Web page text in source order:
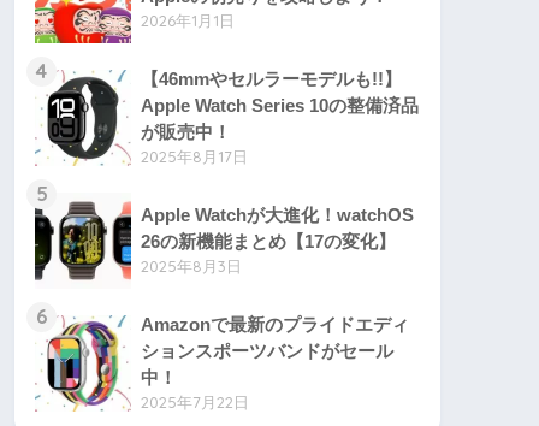
2026年1月1日
4
【46mmやセルラーモデルも!!】
Apple Watch Series 10の整備済品
が販売中！
2025年8月17日
5
Apple Watchが大進化！watchOS
26の新機能まとめ【17の変化】
2025年8月3日
6
Amazonで最新のプライドエディ
ションスポーツバンドがセール
中！
2025年7月22日